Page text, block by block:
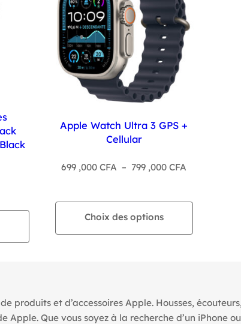
Apple Watch Ultra 3 GPS +
Cellular
699 ,000CFA – 799 ,000CFA
Choix des options
et d’accessoires Apple. Housses,
Que vous soyez à la recherche d’un iPhone